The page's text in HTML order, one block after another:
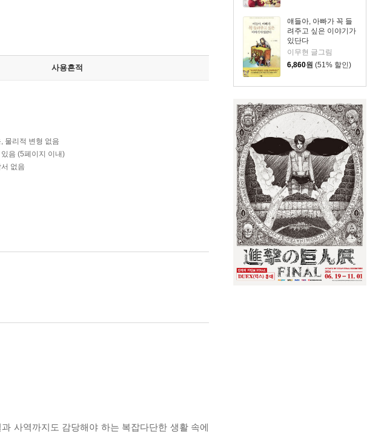
얘들아, 아빠가 꼭 들
려주고 싶은 이야기가
있단다
이무현 글그림
6,860원 (51% 할인)
사용흔적
물리적 변형 없음
음 (5페이지 이내)
없음
사역까지도 감당해야 하는 복잡다단한 생활 속에